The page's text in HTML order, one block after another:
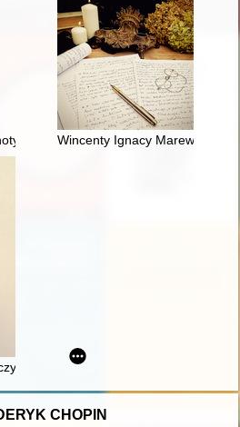
im. Tadeusza Kościuszki o Jabłonnę
Wincenty Ignacy Marewicz o
pszczyńskich chłopów
CHOPIN